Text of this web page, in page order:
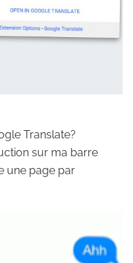
Translate?
sur ma barre
une page par